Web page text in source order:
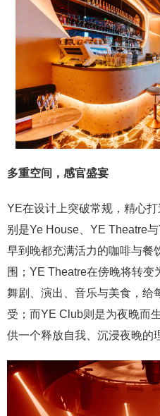
多重空间，感官盛宴
YE在设计上突破常规，精心
别是Ye House、YE Theatre
早到晚都充满活力的咖啡与餐
围；YE Theatre在傍晚将转
舞剧、演出、音乐与美食，给
受；而YE Club则是为夜晚而
供一个释放自我、沉浸夜晚的